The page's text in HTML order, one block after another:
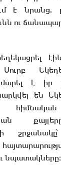
է նրանց,
ու
է
են
հիմնական
նպատակները։